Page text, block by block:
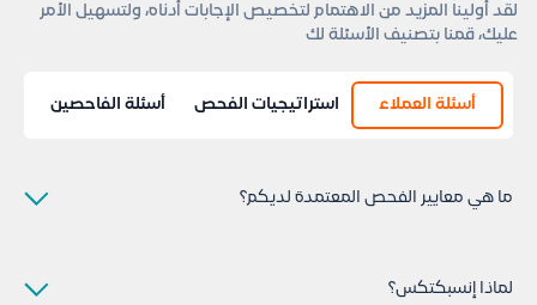
لقد أولينا المزيد من الاهتمام لتخصيص الإجابات أدناه، ولتسهيل الأمر
عليك، قمنا بتصنيف الأسئلة لك
أسئلة العملاء استراتيجيات الفحص أسئلة الفاحصين
ما هي معايير الفحص المعتمدة لديكم؟
SBC
لماذا إنسبكتكس؟